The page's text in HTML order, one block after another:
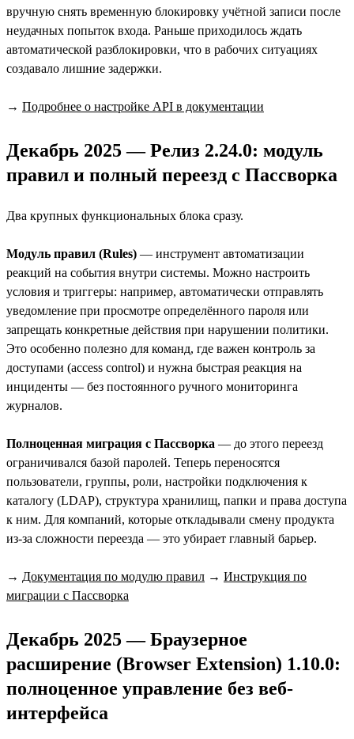
вручную снять временную блокировку учётной записи после
неудачных попыток входа. Раньше приходилось ждать
автоматической разблокировки, что в рабочих ситуациях
создавало лишние задержки.
→ Подробнее о настройке API в документации
Декабрь 2025 — Релиз 2.24.0: модуль
правил и полный переезд с Пассворка
Два крупных функциональных блока сразу.
Модуль правил (Rules) — инструмент автоматизации
реакций на события внутри системы. Можно настроить
условия и триггеры: например, автоматически отправлять
уведомление при просмотре определённого пароля или
запрещать конкретные действия при нарушении политики.
Это особенно полезно для команд, где важен контроль за
доступами (access control) и нужна быстрая реакция на
инциденты — без постоянного ручного мониторинга
журналов.
Полноценная миграция с Пассворка — до этого переезд
ограничивался базой паролей. Теперь переносятся
пользователи, группы, роли, настройки подключения к
каталогу (LDAP), структура хранилищ, папки и права доступа
к ним. Для компаний, которые откладывали смену продукта
из-за сложности переезда — это убирает главный барьер.
→ Документация по модулю правил → Инструкция по
миграции с Пассворка
Декабрь 2025 — Браузерное
расширение (Browser Extension) 1.10.0:
полноценное управление без веб-
интерфейса